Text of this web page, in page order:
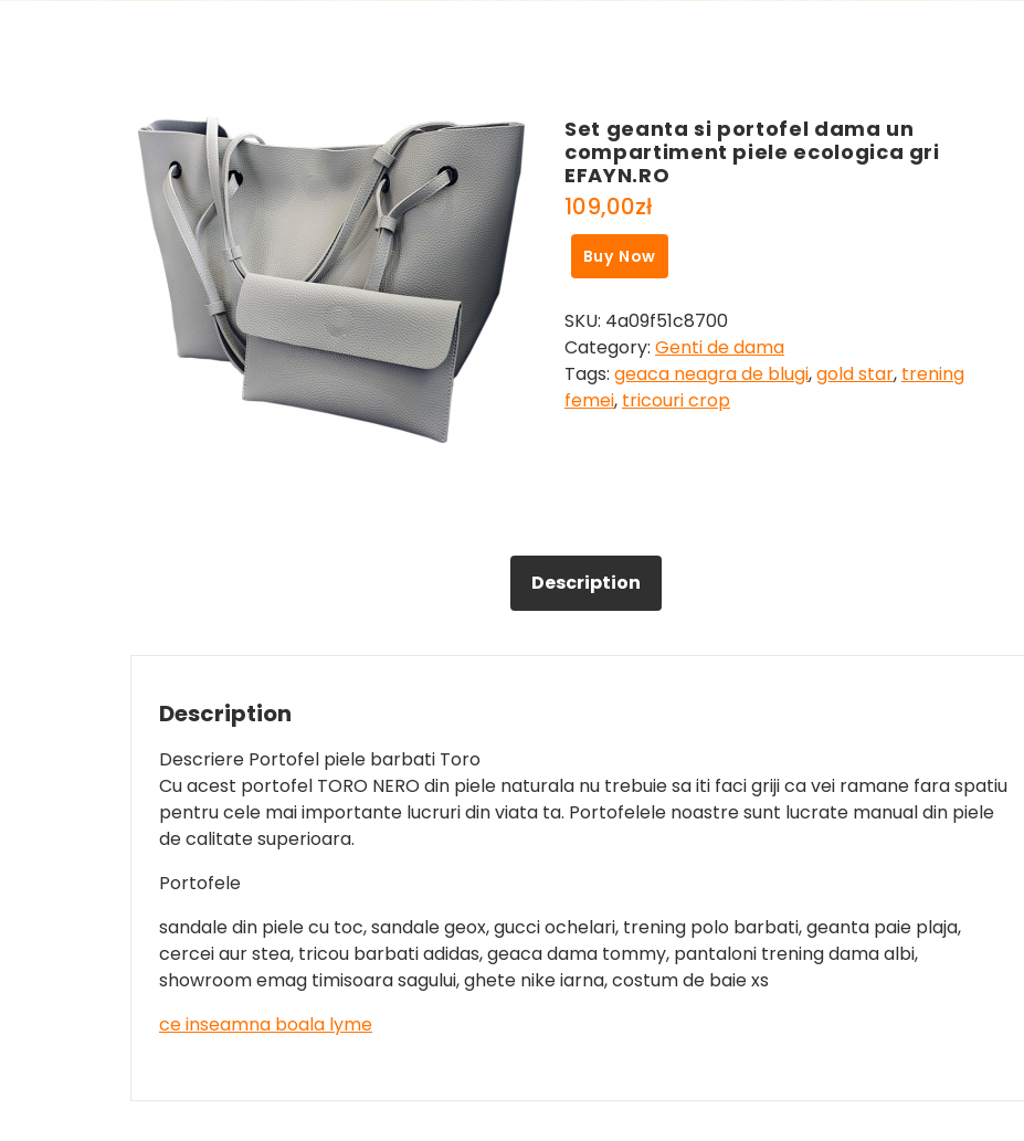
Set geanta si portofel dama un
compartiment piele ecologica gri
EFAYN.RO
109,00zł
Buy Now
SKU: 4a09f51c8700
Category: Genti de dama
Tags: geaca neagra de blugi,gold star, trening
femei, tricouri crop
Description
Description
Descriere Portofel piele barbati Toro
Cu acest portofel TORO NERO din piele naturala nu trebuie sa iti faci griji ca vei ramane fara spatiu
pentru cele mai importante lucruri din viata ta. Portofelele noastre sunt lucrate manual din piele
de calitate superioara.
Portofele
sandale din piele cu toc, sandale geox, gucci ochelari, trening polo barbati, geanta paie plaja,
cercei aur stea, tricou barbati adidas, geaca dama tommy, pantaloni trening dama albi,
showroom emag timisoara sagului, ghete nike iarna, costum de baie xs
ce inseamna boala lyme